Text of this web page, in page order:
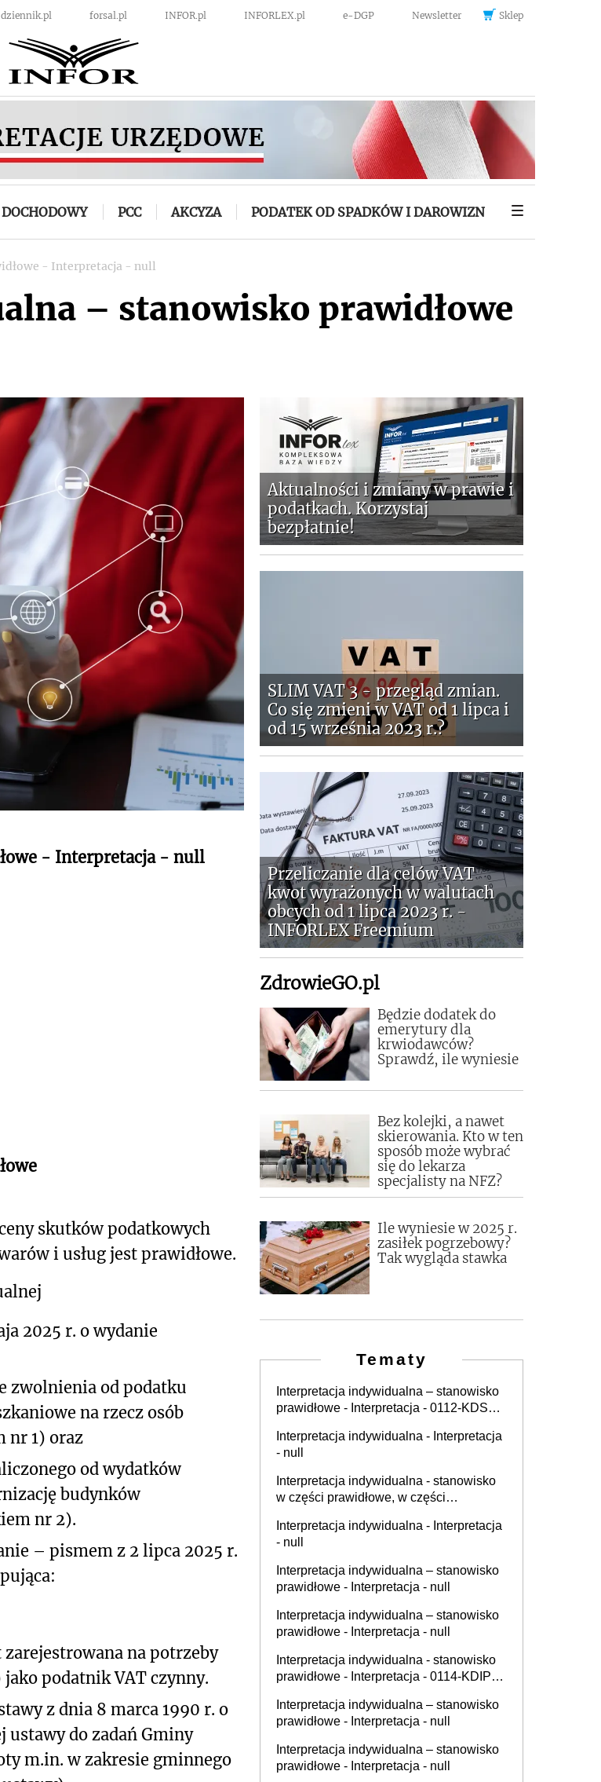
dziennik.pl forsal.pl INFOR.pl INFORLEX.pl e-DGP Newsletter Sklep
PCC AKCYZA PODATEK OD SPADKÓW I DAROWIZN
- Interpretacja - null
– stanowisko prawidłowe
- Interpretacja - null
skutków podatkowych
i usług jest prawidłowe.
2025 r. o wydanie
zwolnienia od podatku
na rzecz osób
nr 1) oraz
od wydatków
budynków
nr 2).
– pismem z 2 lipca 2025 r.
na potrzeby
podatnik VAT czynny.
z dnia 8 marca 1990 r. o
ustawy do zadań Gminy
m.in. w zakresie gminnego
Aktualności i zmiany w prawie i
podatkach. Korzystaj
bezpłatnie!
SLIM VAT 3 - przegląd zmian.
Co się zmieni w VAT od 1 lipca i
od 15 września 2023 r.?
Przeliczanie dla celów VAT
kwot wyrażonych w walutach
obcych od 1 lipca 2023 r. -
INFORLEX Freemium
ZdrowieGO.pl
Będzie dodatek do
emerytury dla
krwiodawców?
Sprawdź, ile wyniesie
Bez kolejki, a nawet
skierowania. Kto w ten
sposób może wybrać
się do lekarza
specjalisty na NFZ?
Ile wyniesie w 2025 r.
zasiłek pogrzebowy?
Tak wygląda stawka
Tematy
Interpretacja indywidualna – stanowisko
prawidłowe - Interpretacja - 0112-KDSL1-
Interpretacja indywidualna - Interpretacja
- null
Interpretacja indywidualna - stanowisko
w części prawidłowe, w części
KDIB3-1.4012.534.2025.3.IK
Interpretacja indywidualna - Interpretacja
- null
Interpretacja indywidualna – stanowisko
prawidłowe - Interpretacja - null
Interpretacja indywidualna – stanowisko
prawidłowe - Interpretacja - null
Interpretacja indywidualna - stanowisko
prawidłowe - Interpretacja - 0114-KDIP1-
Interpretacja indywidualna – stanowisko
prawidłowe - Interpretacja - null
Interpretacja indywidualna – stanowisko
prawidłowe - Interpretacja - null